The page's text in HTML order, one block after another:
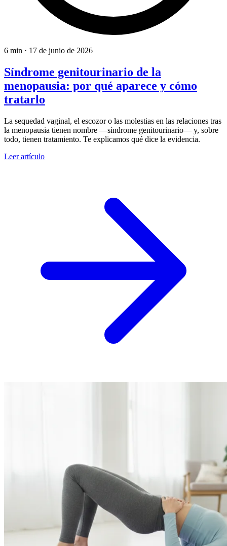
6 min · 17 de junio de 2026
Síndrome genitourinario de la
menopausia: por qué aparece y cómo
tratarlo
La sequedad vaginal, el escozor o las molestias en las relaciones tras
la menopausia tienen nombre —síndrome genitourinario— y, sobre
todo, tienen tratamiento. Te explicamos qué dice la evidencia.
Leer artículo